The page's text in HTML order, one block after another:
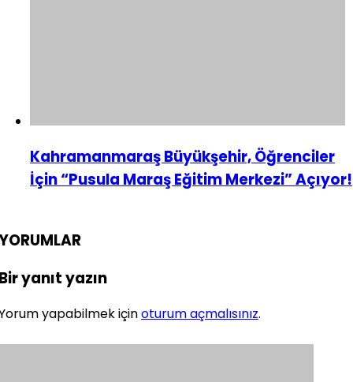
Kahramanmaraş Büyükşehir, Öğrenciler
İçin “Pusula Maraş Eğitim Merkezi” Açıyor!
yanıt yazın
yapabilmek içinoturum açmalısınız.